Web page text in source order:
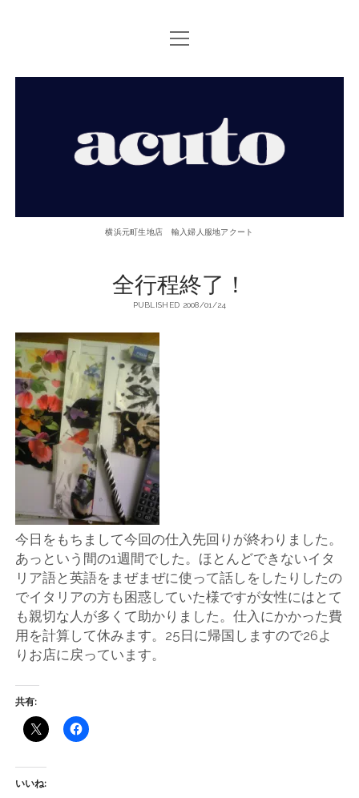
TOP PAGE
ACUTOについて
open
menu
元
地
店
輸
入
人
服
地
ア
ク
ー
ト
横浜元町生地店 輸入婦人服地アクート
全行程終了！
PUBLISHED 2008/01/24
今日をもちまして今回の仕入先回りが終わりました。
あっという間の1週間でした。ほとんどできないイタ
リア語と英語をまぜまぜに使って話しをしたりしたの
でイタリアの方も困惑していた様ですが女性にはとて
も親切な人が多くて助かりました。仕入にかかった費
用を計算して休みます。25日に帰国しますので26よ
りお店に戻っています。
共有:
いいね: